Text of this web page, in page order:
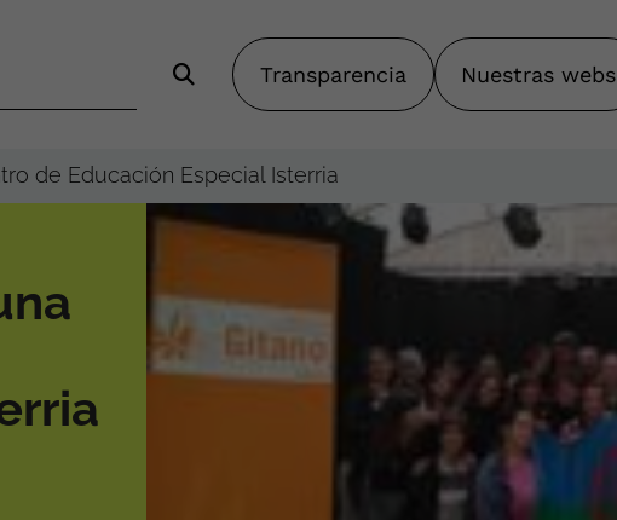
Transparencia Nuestras webs
de Educación Especial Isterria